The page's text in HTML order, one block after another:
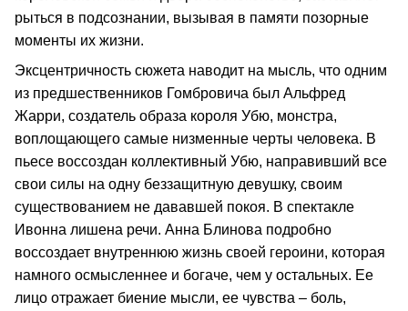
рыться в подсознании, вызывая в памяти позорные
моменты их жизни.
Эксцентричность сюжета наводит на мысль, что одним
из предшественников Гомбровича был Альфред
Жарри, создатель образа короля Убю, монстра,
воплощающего самые низменные черты человека. В
пьесе воссоздан коллективный Убю, направивший все
свои силы на одну беззащитную девушку, своим
существованием не дававшей покоя. В спектакле
Ивонна лишена речи. Анна Блинова подробно
воссоздает внутреннюю жизнь своей героини, которая
намного осмысленнее и богаче, чем у остальных. Ее
лицо отражает биение мысли, ее чувства – боль,